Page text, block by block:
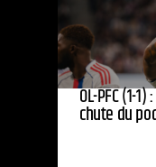
OL-PFC (1-
chute du